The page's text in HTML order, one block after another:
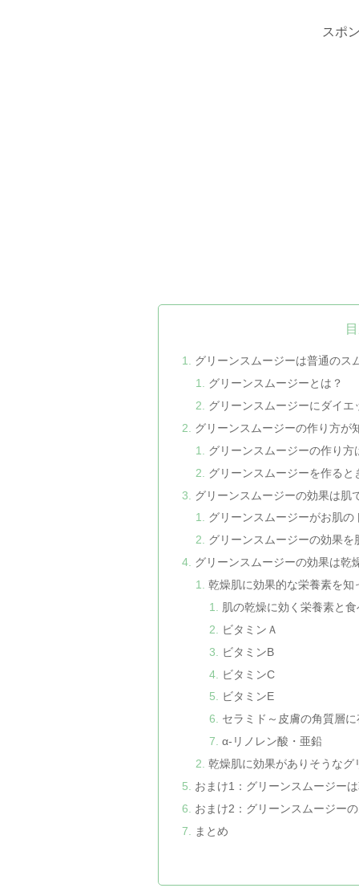
スポ
グリーンスムージーは普通のス
グリーンスムージーとは？
グリーンスムージーにダイエ
グリーンスムージーの作り方が
グリーンスムージーの作り方
グリーンスムージーを作ると
グリーンスムージーの効果は肌
グリーンスムージーがお肌
グリーンスムージーの効果を
グリーンスムージーの効果は乾
乾燥肌に効果的な栄養素を知
肌の乾燥に効く栄養素と食
ビタミンＡ
ビタミンB
ビタミンC
ビタミンE
セラミド～皮膚の角質層
α-リノレン酸・亜鉛
乾燥肌に効果がありそうな
おまけ1：グリーンスムージー
おまけ2：グリーンスムージー
まとめ